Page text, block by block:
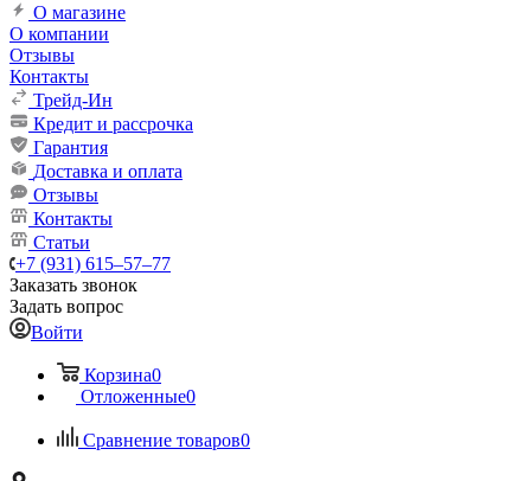
О магазине
О компании
Отзывы
Контакты
Трейд-Ин
Кредит и рассрочка
Гарантия
Доставка и оплата
Отзывы
Контакты
Статьи
+7 (931) 615‒57‒77
Заказать звонок
Задать вопрос
Войти
Корзина0
Отложенные0
Сравнение товаров0